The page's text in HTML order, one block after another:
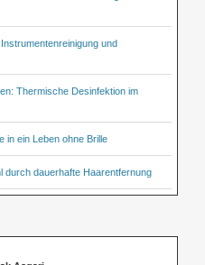
und
Thermische Desinfektion im
in ein Leben ohne Brille
durch dauerhafte Haarentfernung